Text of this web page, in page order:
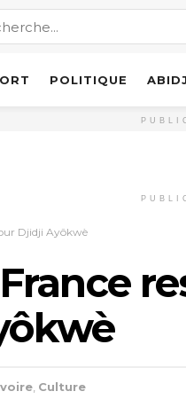
POLITIQUE
Djidji Ayôkwè
Culture